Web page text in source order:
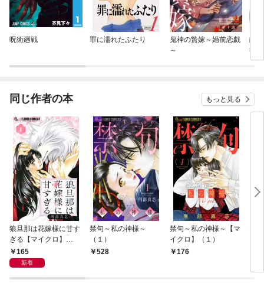
呪術廻戦 罪に濡れたふたり
鬼神の贄嫁～婚前恋戯
～
献
行
人
同じ作者の本 もっと見る
狼旦那は花嫁様に甘す
ぎる【マイクロ】
（１）
165
新着
禁句～私の神様～
（１）
528
禁句～私の神様～【マ
イクロ】（１）
176